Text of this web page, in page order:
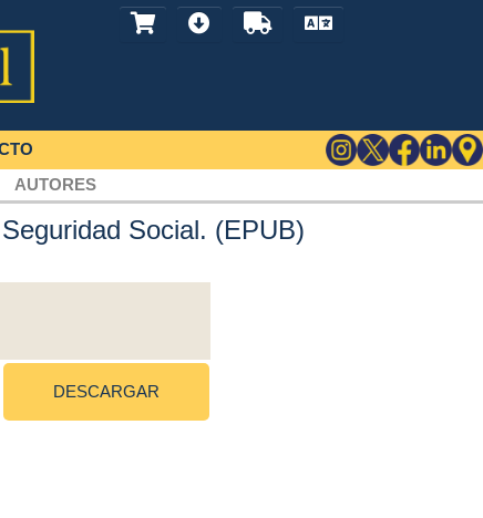
AUTORES
Social. (EPUB)
DESCARGAR